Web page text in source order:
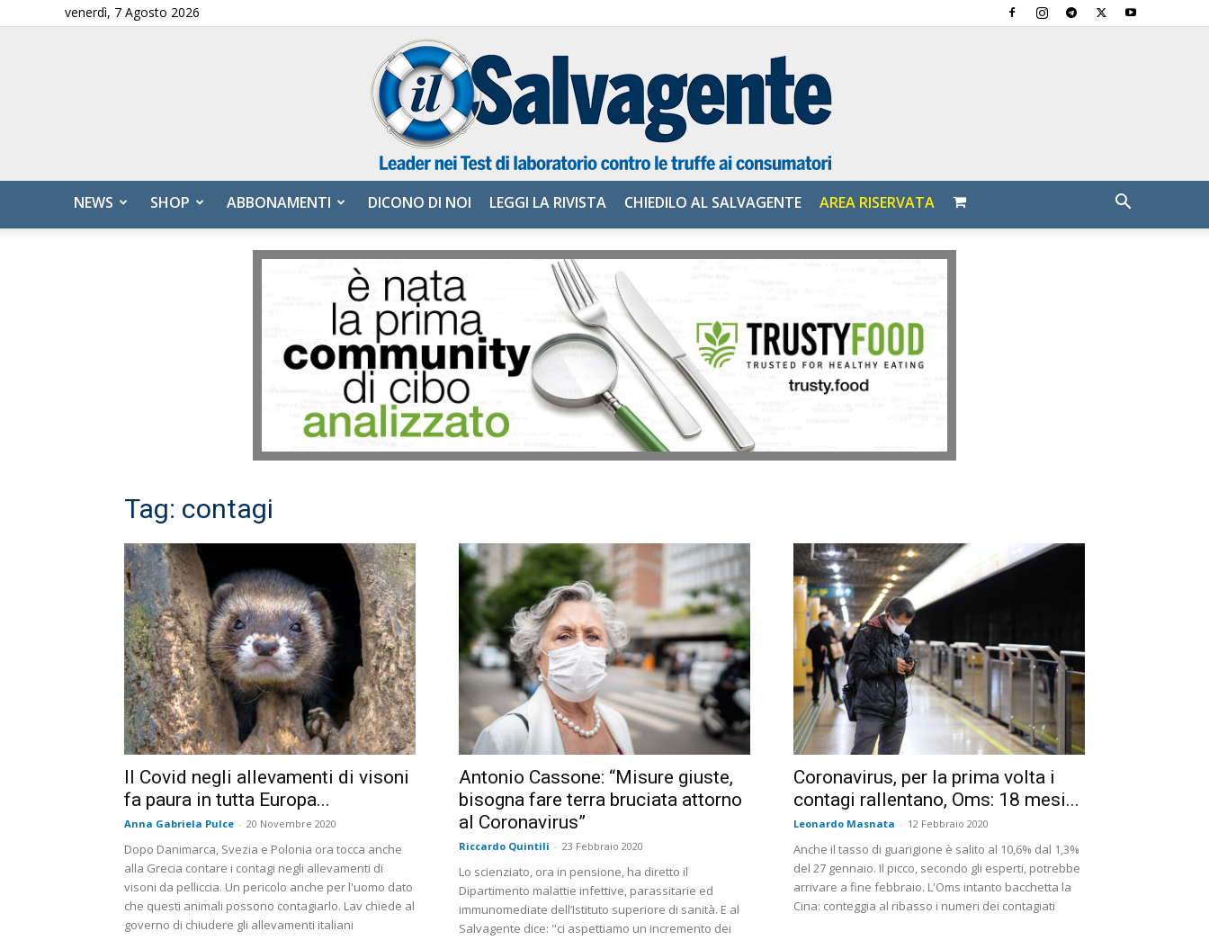
venerdì, 7 Agosto 2026
Salvagente
NEWS SHOP ABBONAMENTI DICONO DI NOI LEGGI LA RIVISTA CHIEDILO AL SALVAGENTE AREA RISERVATA
Tag: contagi
Il Covid negli allevamenti di visoni
fa paura in tutta Europa...
Anna Gabriela Pulce - 20 Novembre 2020
Dopo Danimarca, Svezia e Polonia ora tocca anche
alla Grecia contare i contagi negli allevamenti di
visoni da pelliccia. Un pericolo anche per l'uomo dato
che questi animali possono contagiarlo. Lav chiede al
governo di chiudere gli allevamenti italiani
Antonio Cassone: “Misure giuste,
bisogna fare terra bruciata attorno
al Coronavirus”
Riccardo Quintili - 23 Febbraio 2020
Lo scienziato, ora in pensione, ha diretto il
Dipartimento malattie infettive, parassitarie ed
immunomediate dell’Istituto superiore di sanità. E al
Salvagente dice: "ci aspettiamo un incremento dei
Coronavirus, per la prima volta i
contagi rallentano, Oms: 18 mesi...
Leonardo Masnata - 12 Febbraio 2020
Anche il tasso di guarigione è salito al 10,6% dal 1,3%
del 27 gennaio. Il picco, secondo gli esperti, potrebbe
arrivare a fine febbraio. L'Oms intanto bacchetta la
Cina: conteggia al ribasso i numeri dei contagiati